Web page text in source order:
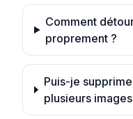
Comment
proprement ?
Puis-je
plusieurs